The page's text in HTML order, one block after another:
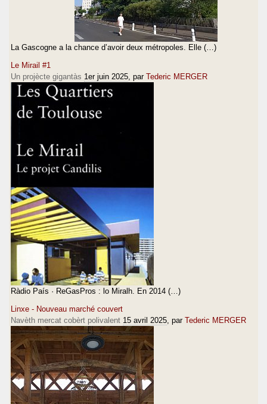
La Gascogne a la chance d’avoir deux métropoles. Elle (…)
Le Mirail #1
Un projècte gigantàs 1er juin 2025, par Tederic MERGER
Ràdio País · ReGasPros : lo Miralh. En 2014 (…)
Linxe - Nouveau marché couvert
Navèth mercat cobèrt polivalent 15 avril 2025, par Tederic MERGER